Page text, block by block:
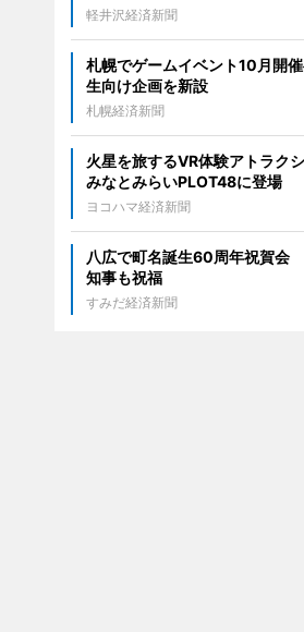
軽井沢経済新聞
札幌でゲームイベント10月開
生向け企画を新設
札幌経済新聞
火星を旅するVR体験アトラク
みなとみらいPLOT48に登場
ヨコハマ経済新聞
八広で町名誕生60周年祝賀会
知事も祝福
すみだ経済新聞